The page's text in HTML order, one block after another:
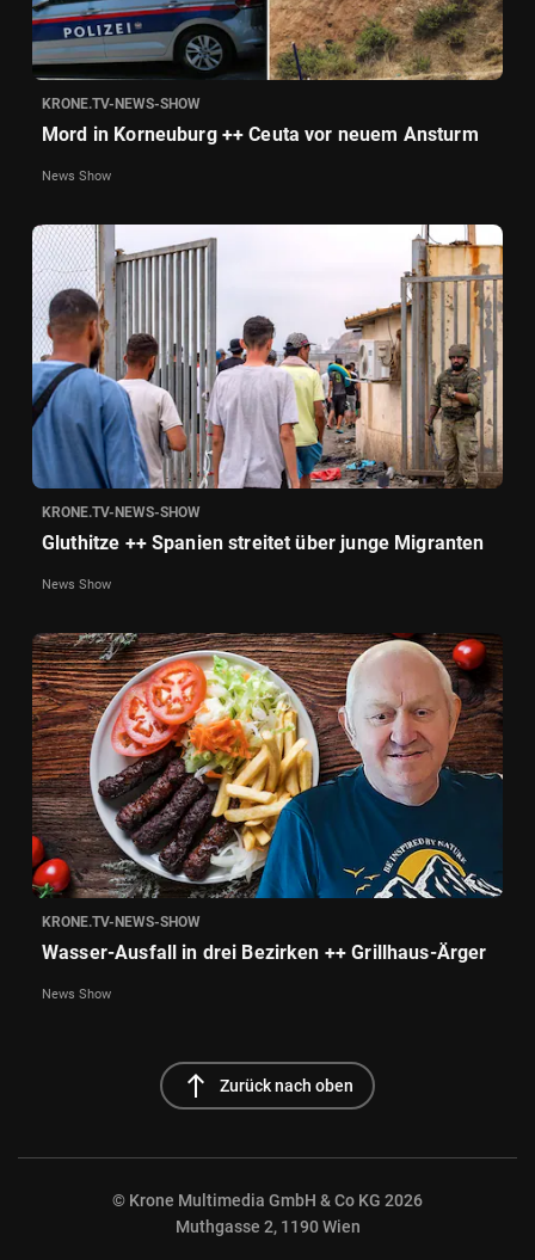
KRONE.TV-NEWS-SHOW
Mord in Korneuburg ++ Ceuta vor neuem Ansturm
News Show
KRONE.TV-NEWS-SHOW
Gluthitze ++ Spanien streitet über junge Migranten
News Show
KRONE.TV-NEWS-SHOW
Wasser-Ausfall in drei Bezirken ++ Grillhaus-Ärger
News Show
north Zurück nach oben
© Krone Multimedia GmbH & Co KG 2026
Muthgasse 2, 1190 Wien